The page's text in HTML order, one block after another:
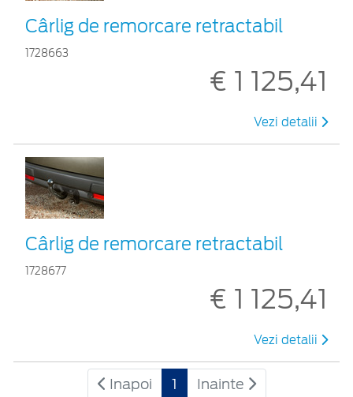
Cârlig de remorcare retractabil
1728663
€ 1 125,41
Vezi detalii
Cârlig de remorcare retractabil
1728677
€ 1 125,41
Vezi detalii
Inapoi 1 Inainte